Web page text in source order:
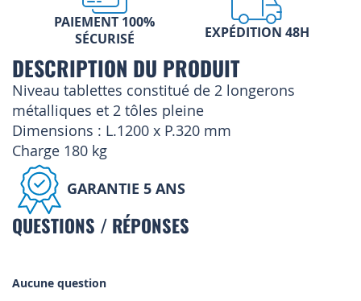
PAIEMENT 100%
SÉCURISÉ
EXPÉDITION 48H
DESCRIPTION DU PRODUIT
Niveau tablettes constitué de 2 longerons
métalliques et 2 tôles pleine
Dimensions : L.1200 x P.320 mm
Charge 180 kg
GARANTIE 5 ANS
QUESTIONS / RÉPONSES
Aucune question